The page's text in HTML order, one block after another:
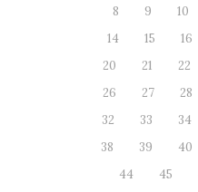
8
9 10
14
15 16
20
21 22
26
27 28
32
33 34
38
39 40
44
45